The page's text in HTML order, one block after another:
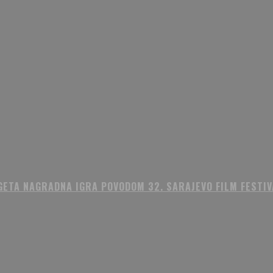
NAGRADNA IGRA POVODOM 32. SARAJEVO FILM